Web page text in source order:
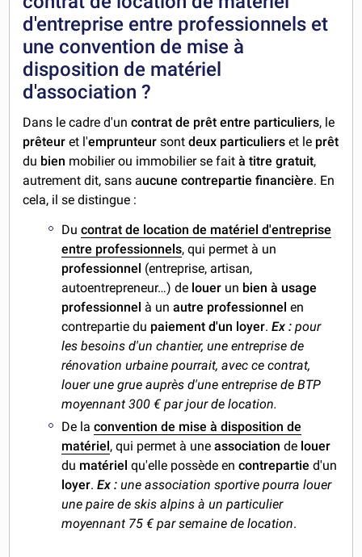
d'entreprise entre professionnels et
une convention de mise à
disposition de matériel
d'association ?
Dans le cadre d'uncontrat de prêt entre particuliers, le
prêteur et l'emprunteur sontdeux particuliers et le prêt
du bien mobilier ou immobilier se fait à titre gratuit,
autrement dit, sans aucune contrepartie financière. En
cela, il se distingue :
Ducontrat de location de matériel d'entreprise
entre professionnels, qui permet à un
professionnel (entreprise, artisan,
autoentrepreneur…) de louer un bien à usage
professionnel à unautre professionnelen
contrepartie du paiement d'un loyer.Ex : pour
les besoins d'un chantier, une entreprise de
rénovation urbaine pourrait, avec ce contrat,
louer une grue auprès d'une entreprise de BTP
moyennant 300 € par jour de location.
De laconvention de mise à disposition de
matériel , qui permet à uneassociation de louer
du matériel qu'elle possède encontrepartied'un
loyer.Ex : une association sportive pourra louer
une paire de skis alpins à un particulier
moyennant 75 € par semaine de location.